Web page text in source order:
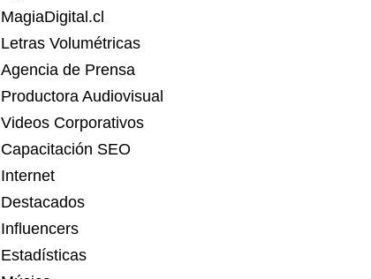
MagiaDigital.cl
Letras Volumétricas
Agencia de Prensa
Productora Audiovisual
Videos Corporativos
Capacitación SEO
Internet
Destacados
Influencers
Estadísticas